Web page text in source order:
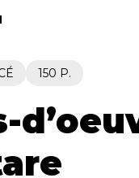
Quatuor de
150 P.